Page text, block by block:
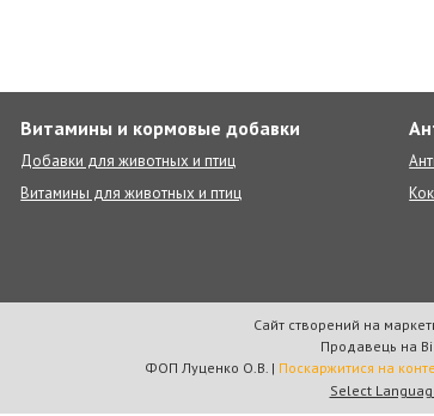
Витамины и кормовые добавки
Добавки для животных и птиц
Витамины для животных и птиц
Сайт створений на
Продавець на
ФОП Луценко О.В. | Поскаржитися на
Select